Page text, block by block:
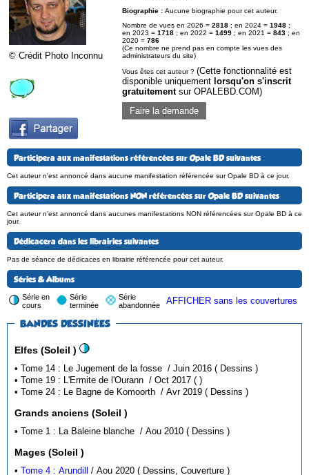
© Crédit Photo Inconnu
Biographie : Aucune biographie pour cet auteur.
Nombre de vues en 2026 = 2818 ; en 2024 = 1948 ;
en 2023 = 1718 ; en 2022 = 1499 ; en 2021 = 843 ; en
2020 = 786
(Ce nombre ne prend pas en compte les vues des
administrateurs du site)
Vous êtes cet auteur ? (Cette fonctionnalité est
disponible uniquement lorsqu'on s'inscrit
gratuitementsur OPALEBD.COM)
Faire la demande
Participera aux manifestations référencées sur Opale BD suivantes
Cet auteur n'est annoncé dans aucune manifestation référencée sur Opale BD à ce jour.
Participera aux manifestations NON référencées sur Opale BD suivantes
Cet auteur n'est annoncé dans aucunes manifestations NON référencées sur Opale BD à ce
jour.
Dédicacera dans les librairies suivantes
Pas de séance de dédicaces en librairie référencée pour cet auteur.
Séries & Albums
Série en
cours
Série
terminée
Série
abandonnée
AFFICHER sans les couvertures
BANDES DESSINÉES
Elfes (Soleil )
• Tome 14 : Le Jugement de la fosse / Juin 2016 ( Dessins )
• Tome 19 : L'Ermite de l'Ourann / Oct 2017 ( )
• Tome 24 : Le Bagne de Komoorth / Avr 2019 ( Dessins )
Grands anciens (Soleil )
• Tome 1 : La Baleine blanche / Aou 2010 ( Dessins )
Mages (Soleil )
•Tome 4 : Arundill / Aou 2020 ( Dessins, Couverture )